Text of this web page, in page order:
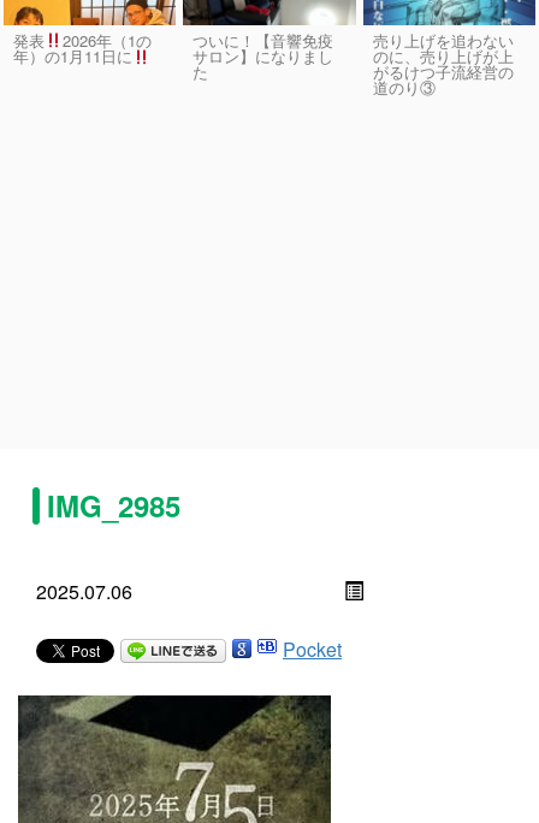
発表 2026年（1の
年）の1月11日に
ついに！【音響免疫
サロン】になりまし
た
売り上げを追わない
のに、売り上げが上
がるけつ子流経営の
道のり③
IMG_2985
2025.07.06
Pocket